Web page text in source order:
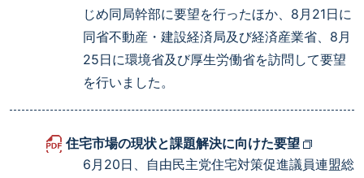
じめ同局幹部に要望を行ったほか、8月21日に
同省不動産・建設経済局及び経済産業省、8月
25日に環境省及び厚生労働省を訪問して要望
を行いました。
住宅市場の現状と課題解決に向けた要望
6月20日、自由民主党住宅対策促進議員連盟総